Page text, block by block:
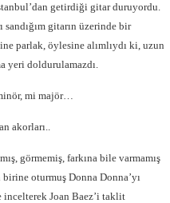
getirdiği gitar duruyordu.
sandığım gitarın üzerinde bir
parlak, öylesine alımlıydı ki, uzun
yeri doldurulamazdı.
mi majör…
akorları..
görmemiş, farkına bile varmamış
oturmuş Donna Donna’yı
Joan Baez’i taklit